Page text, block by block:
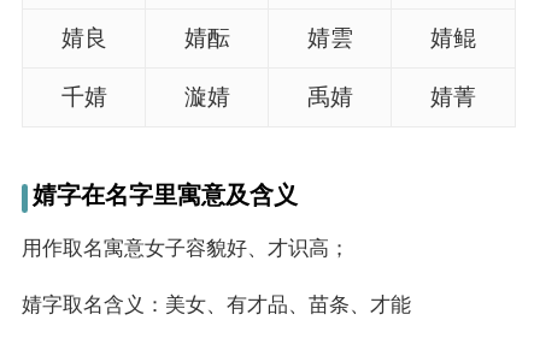
婧良 婧酝 婧雲 婧鲲
千婧 漩婧 禹婧 婧菁
婧字在名字里寓意及含义
用作取名寓意女子容貌好、才识高；
婧字取名含义：美女、有才品、苗条、才能